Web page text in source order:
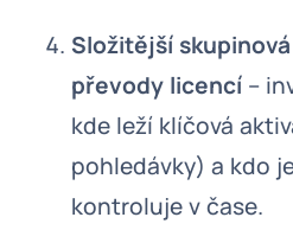
Složitější
převody licencí –
kde leží klíčová
pohledávky) a kdo
kontroluje v čase.